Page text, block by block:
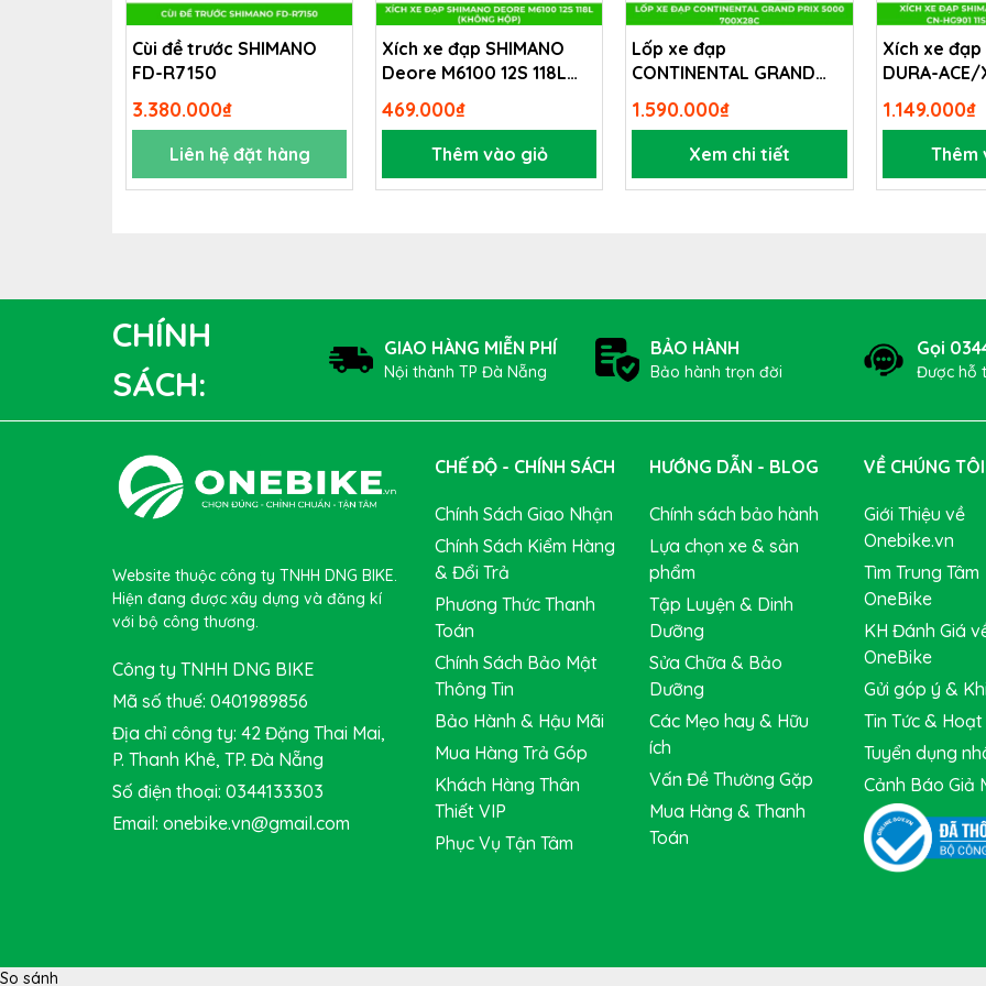
Sang đĩa là một bộ phận nằm trong hệ thống bộ truyền động của bất kỳ một chiếc xe đạp thể thao
dụng bộ truyền động nhiều đĩa.
Sang đĩa SHIMANO CLARIS FD-R2000
là 1 trong những dòng sang
cấp của hãng SHIMANO hàng đầu Nhật Bản,SHIMANO CLARIS FD-R2000được kế thừa nhiều điểm nổi
các dòng sang đĩa tầm trung SHIMANO giúp người sử dụng đạt hiệu suất cao nhất khi đua ở tốc độ cao.
Cùi đề trước SHIMANO
FD-R7150
3.380.000₫
Liên hệ đặt hàng
Xích xe đạp SHIMANO
Deore M6100 12S 118L
(không hộp)
469.000₫
Thêm vào giỏ
Lốp xe đạp
CONTINENTAL GRAND
PRIX 5000 700x28c
1.590.000₫
Xem chi tiết
Xích xe đạp
DURA-ACE/
HG901 11S
1.149.000₫
Thêm
CHÍNH
SÁCH:
GIAO HÀNG MIỄN PHÍ
Nội thành TP Đà Nẵng
BẢO HÀNH
Bảo hành trọn đời
Gọi
Được hỗ
Website thuộc công ty TNHH DNG BIKE.
Hiện đang được xây dựng và đăng kí
với bộ công thương.
Công ty TNHH DNG BIKE
Mã số thuế: 0401989856
Địa chỉ công ty: 42 Đặng Thai Mai,
P. Thanh Khê, TP. Đà Nẵng
Số điện thoại: 0344133303
Email: onebike.vn@gmail.com
CHẾ ĐỘ - CHÍNH SÁCH
Chính Sách Giao Nhận
Chính Sách Kiểm Hàng
& Đổi Trả
Phương Thức Thanh
Toán
Chính Sách Bảo Mật
Thông Tin
Bảo Hành & Hậu Mãi
Mua Hàng Trả Góp
Khách Hàng Thân
Thiết VIP
Phục Vụ Tận Tâm
HƯỚNG DẪN - BLOG
Chính sách bảo hành
Lựa chọn xe & sản
phẩm
Tập Luyện & Dinh
Dưỡng
Sửa Chữa & Bảo
Dưỡng
Các Mẹo hay & Hữu
ích
Vấn Đề Thường Gặp
Mua Hàng & Thanh
Toán
VỀ CHÚNG TÔI
Giới Thiệu về
Onebike.vn
Tìm Trung Tâm
OneBike
KH Đánh Giá
OneBike
Gửi góp ý &
Tin Tức &
Tuyển dụng
Cảnh Báo Giả
So sánh